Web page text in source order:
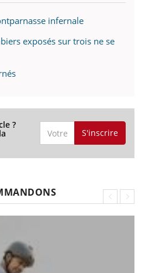
infernale
exposés sur trois ne se
?
S'inscrire